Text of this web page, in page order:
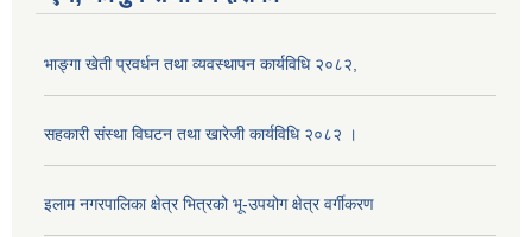
भाङ्गा खेती प्रवर्धन तथा व्यवस्थापन कार्यविधि २०८२,
सहकारी संस्था विघटन तथा खारेजी कार्यविधि २०८२ ।
इलाम नगरपालिका क्षेत्र भित्रको भू-उपयोग क्षेत्र वर्गीकरण